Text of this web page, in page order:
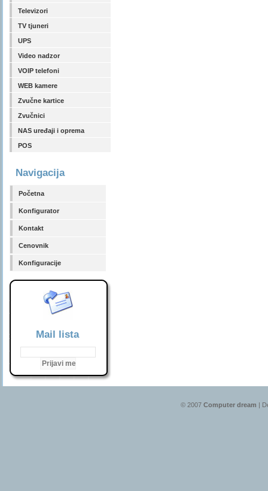
Televizori
TV tjuneri
UPS
Video nadzor
VOIP telefoni
WEB kamere
Zvučne kartice
Zvučnici
NAS uređaji i oprema
POS
Navigacija
Početna
Konfigurator
Kontakt
Cenovnik
Konfiguracije
Mail lista
© 2007 Computer dream |